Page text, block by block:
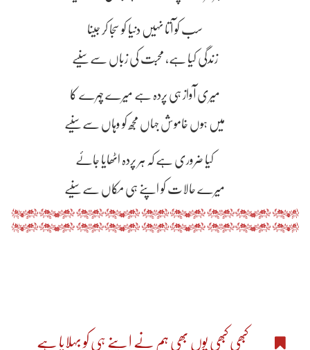
سب کو آتا نہیں دنیا کو سجا کر جینا
زندگی کیا ہے، محبت کی زباں سے سنیے
میری آواز ہی پردہ ہے میرے چہرے کا
میں ہوں خاموش جہاں مجھ کو وہاں سے سنیے
کیا ضروری ہے کہ ہر پردہ اٹھایا جائے
میرے حالات کو اپنے ہی مکاں سے سنیے
کبھی کبھی یوں بھی ہم نے اپنے ہی کو بہلایا ہے